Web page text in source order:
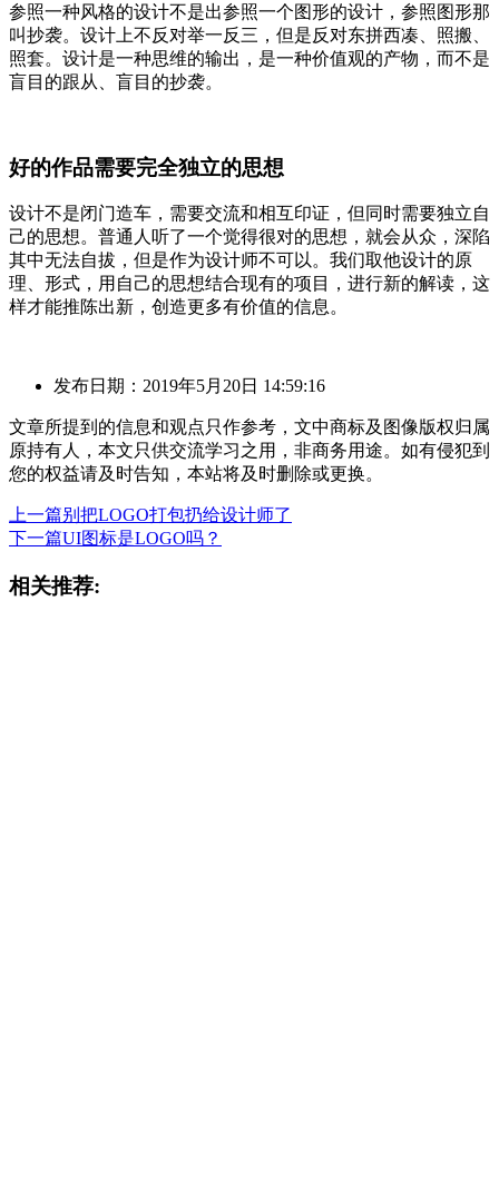
参照一种风格的设计不是出参照一个图形的设计，参照图形那
叫抄袭。设计上不反对举一反三，但是反对东拼西凑、照搬、
照套。设计是一种思维的输出，是一种价值观的产物，而不是
盲目的跟从、盲目的抄袭。
好的作品需要完全独立的思想
设计不是闭门造车，需要交流和相互印证，但同时需要独立自
己的思想。普通人听了一个觉得很对的思想，就会从众，深陷
其中无法自拔，但是作为设计师不可以。我们取他设计的原
理、形式，用自己的思想结合现有的项目，进行新的解读，这
样才能推陈出新，创造更多有价值的信息。
发布日期：2019年5月20日 14:59:16
文章所提到的信息和观点只作参考，文中商标及图像版权归属
原持有人，本文只供交流学习之用，非商务用途。如有侵犯到
您的权益请及时告知，本站将及时删除或更换。
上一篇别把LOGO打包扔给设计师了
下一篇UI图标是LOGO吗？
相关推荐: